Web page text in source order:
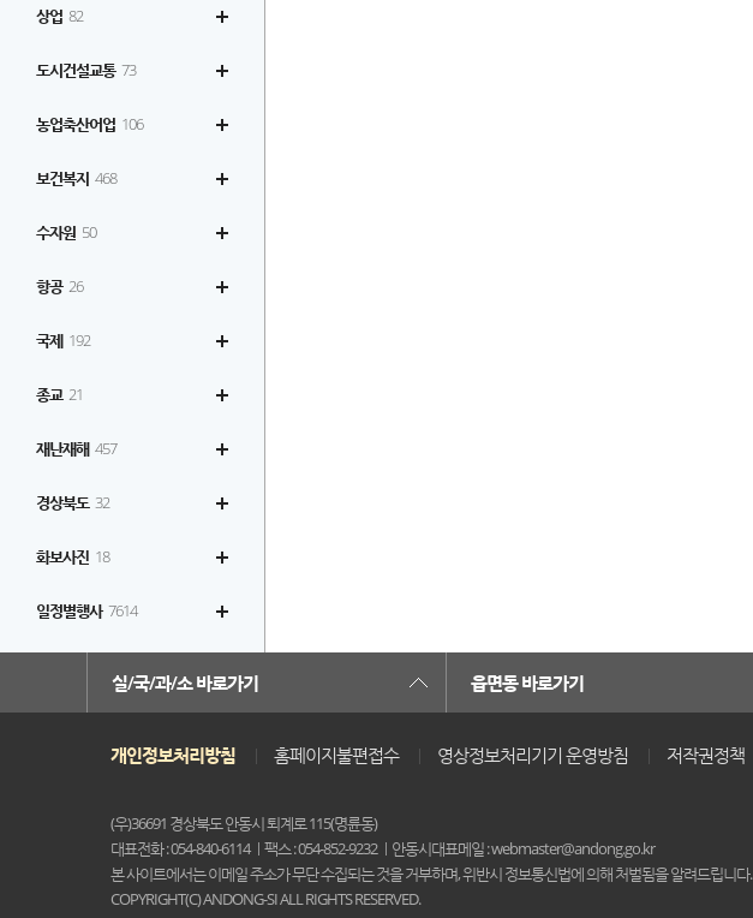
상업 82
도시건설교통 73
농업축산어업 106
보건복지 468
수자원 50
항공 26
국제 192
종교 21
재난재해 457
경상북도 32
화보사진 18
일정별행사 7614
실/국/과/소 바로가기 읍면동 바로가기
개인정보처리방침 홈페이지불편접수 영상정보처리기기 운영방침 저작권정책
(우)36691 경상북도 안동시 퇴계로 115(명륜동)
대표전화 : 054-840-6114
팩스 : 054-852-9232
안동시대표메일 : webmaster@andong.go.kr
본 사이트에서는 이메일 주소가 무단 수집되는 것을 거부하며, 위반시 정보통신법에 의해 처벌됨을 알려드립니다.
COPYRIGHT(C) ANDONG-SI ALL RIGHTS RESERVED.